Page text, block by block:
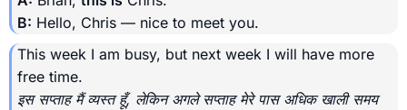
B: Hello, Chris — nice to meet you.
This week I am busy, but next week I will have more
free time.
इस सप्ताह मैं व्यस्त हूँ, लेकिन अगले सप्ताह मेरे पास अधिक खाली समय